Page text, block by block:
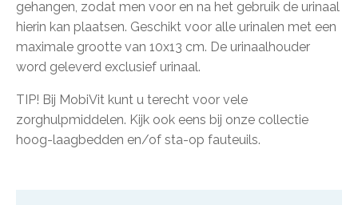
gehangen, zodat men voor en na het gebruik de urinaal
hierin kan plaatsen. Geschikt voor alle urinalen met een
maximale grootte van 10x13 cm. De urinaalhouder
word geleverd exclusief urinaal.
TIP! Bij MobiVit kunt u terecht voor vele
zorghulpmiddelen. Kijk ook eens bij onze collectie
hoog-laagbedden en/of sta-op fauteuils.